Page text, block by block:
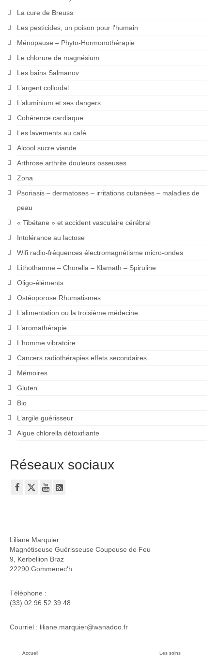
La cure de Breuss
Les pesticides, un poison pour l’humain
Ménopause – Phyto-Hormonothérapie
Le chlorure de magnésium
Les bains Salmanov
L’argent colloïdal
L’aluminium et ses dangers
Cohérence cardiaque
Les lavements au café
Alcool sucre viande
Arthrose arthrite douleurs osseuses
Zona
Psoriasis – dermatoses – irritations cutanées – maladies de
peau
« Tibétane » et accident vasculaire cérébral
Intolérance au lactose
Wifi radio-fréquences électromagnétisme micro-ondes
Lithothamne – Chorella – Klamath – Spiruline
Oligo-éléments
Ostéoporose Rhumatismes
L’alimentation ou la troisième médecine
L’aromathérapie
L’homme vibratoire
Cancers radiothérapies effets secondaires
Mémoires
Gluten
Bio
L’argile guérisseur
Algue chlorella détoxifiante
Réseaux sociaux
Liliane Marquier
Magnétiseuse Guérisseuse Coupeuse de Feu
9, Kerbellion Braz
22290 Gommenec'h
Téléphone :
(33) 02.96.52.39.48
Courriel : liliane.marquier@wanadoo.fr
Accueil Les soins